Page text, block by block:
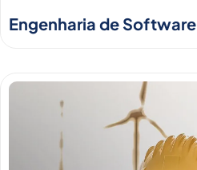
Engenharia de Software